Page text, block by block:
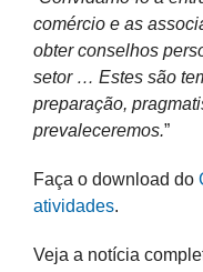
comércio e as
obter conselhos
setor … Estes são
preparação,
prevaleceremos.”
Faça o download do
atividades.
Veja a notícia